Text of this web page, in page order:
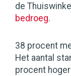
de
bedroeg.
38 procent
Het aantal
procent